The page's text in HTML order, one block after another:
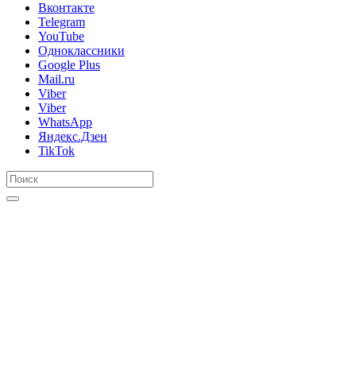
Вконтакте
Telegram
YouTube
Одноклассники
Google Plus
Mail.ru
Viber
Viber
WhatsApp
Яндекс.Дзен
TikTok